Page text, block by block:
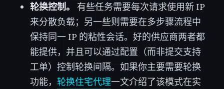
轮换控制。
有些任务需要每次请求使用新 IP
来分散负载；另一些则需要在多步骤流程中
保持同一 IP 的粘性会话。好的供应商两者都
能提供，并且可以通过配置（而非提交支持
工单）控制轮换间隔。如果你主要需要轮换
功能， 轮换住宅代理一文介绍了该模式在实